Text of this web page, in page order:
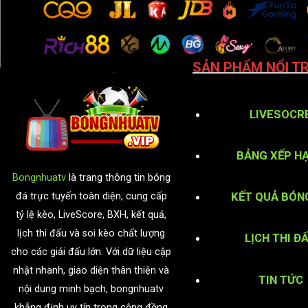
Bongnhuatvlà trang thông tin bóng
đá trực tuyến toàn diện, cung cấp
tỷ lệ kèo, LiveScore, BXH, kết quả,
lịch thi đấu và soi kèo chất lượng
cho các giải đấu lớn. Với dữ liệu cập
nhật nhanh, giao diện thân thiện và
nội dung minh bạch, bongnhuatv
SẢN PHẨM NỔI
BẢNG XẾP
KẾT QUẢ
LỊCH THI
TIN TỨC